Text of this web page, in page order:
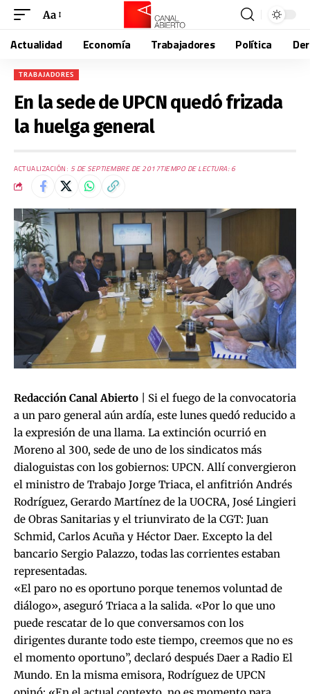
Aa
Actualidad Economía Trabajadores Política
TRABAJADORES
En la sede de UPCN quedó frizada
la huelga general
ACTUALIZACIÓN: 5 DE SEPTIEMBRE DE 2017TIEMPO DE LECTURA: 6
Redacción Canal Abierto | Si el fuego de la convocatoria
a un paro general aún ardía, este lunes quedó reducido a
la expresión de una llama. La extinción ocurrió en
Moreno al 300, sede de uno de los sindicatos más
dialoguistas con los gobiernos: UPCN. Allí convergieron
el ministro de Trabajo Jorge Triaca, el anfitrión Andrés
Rodríguez, Gerardo Martínez de la UOCRA, José Lingieri
de Obras Sanitarias y el triunvirato de la CGT: Juan
Schmid, Carlos Acuña y Héctor Daer. Excepto la del
bancario Sergio Palazzo, todas las corrientes estaban
representadas.
«El paro no es oportuno porque tenemos voluntad de
diálogo», aseguró Triaca a la salida. «Por lo que uno
puede rescatar de lo que conversamos con los
dirigentes durante todo este tiempo, creemos que no es
el momento oportuno”, declaró después Daer a Radio El
Mundo. En la misma emisora, Rodríguez de UPCN